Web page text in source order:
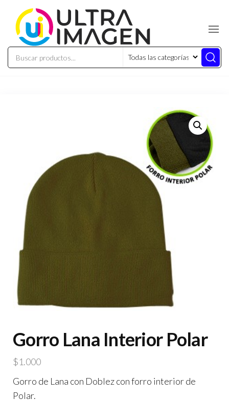
Gorro Lana Interior Polar
$1.000
Gorro de Lana con Doblez con forro interior de
Polar.